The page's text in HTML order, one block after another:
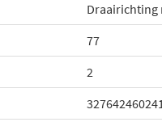
Draairichting
77
2